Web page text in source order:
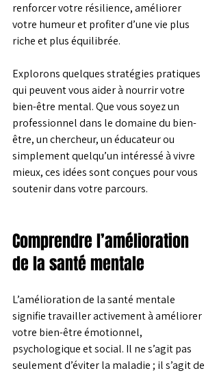
renforcer votre résilience, améliorer
votre humeur et profiter d’une vie plus
riche et plus équilibrée.
Explorons quelques stratégies pratiques
qui peuvent vous aider à nourrir votre
bien-être mental. Que vous soyez un
professionnel dans le domaine du bien-
être, un chercheur, un éducateur ou
simplement quelqu’un intéressé à vivre
mieux, ces idées sont conçues pour vous
soutenir dans votre parcours.
Comprendre l’amélioration
de la santé mentale
L’amélioration de la santé mentale
signifie travailler activement à améliorer
votre bien-être émotionnel,
psychologique et social. Il ne s’agit pas
seulement d’éviter la maladie ; il s’agit de